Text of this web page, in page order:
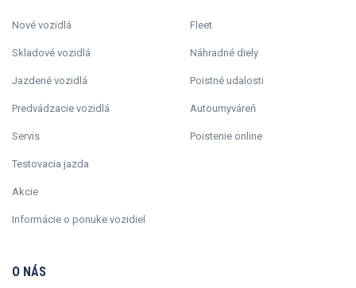
Nové vozidlá
Skladové vozidlá
Jazdené vozidlá
Predvádzacie vozidlá
Servis
Testovacia jazda
Akcie
Informácie o ponuke vozidiel
Fleet
Náhradné diely
Poistné udalosti
Autoumyváreň
Poistenie online
O NÁS